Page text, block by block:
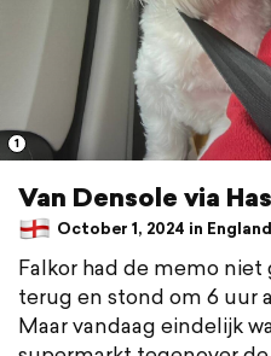
1
Van Densole via
October 1, 2024 in England
Falkor had de memo
terug en stond om 6 uur
Maar vandaag eindelijk